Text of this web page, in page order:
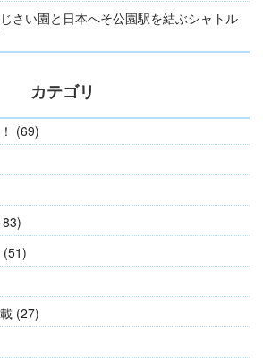
さい園と日本へそ公園駅を結ぶシャトル
カテゴリ
(69)
(51)
(27)